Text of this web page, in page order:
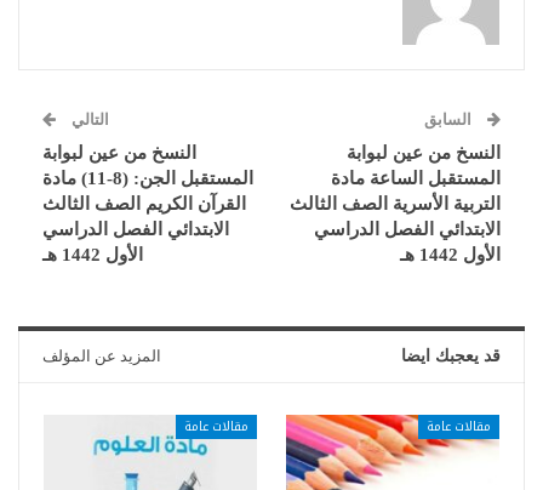
السابق
النسخ من عين لبوابة
المستقبل الساعة مادة
التربية الأسرية الصف الثالث
الابتدائي الفصل الدراسي
الأول 1442 هـ
التالي
النسخ من عين لبوابة
المستقبل الجن: (8-11) مادة
القرآن الكريم الصف الثالث
الابتدائي الفصل الدراسي
الأول 1442 هـ
قد يعجبك ايضا المزيد عن المؤلف
مقالات عامة مقالات عامة